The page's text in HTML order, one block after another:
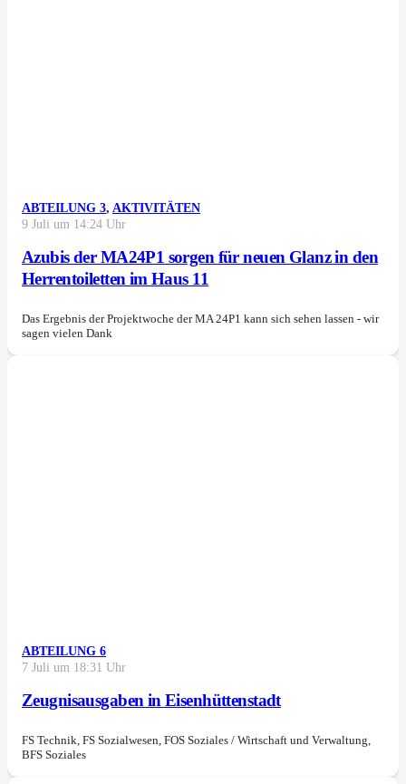
ABTEILUNG 3, AKTIVITÄTEN
9 Juli um 14:24 Uhr
Azubis der MA24P1 sorgen für neuen Glanz in den
Herrentoiletten im Haus 11
Das Ergebnis der Projektwoche der MA 24P1 kann sich sehen lassen - wir
sagen vielen Dank
ABTEILUNG 6
7 Juli um 18:31 Uhr
Zeugnisausgaben in Eisenhüttenstadt
FS Technik, FS Sozialwesen, FOS Soziales / Wirtschaft und Verwaltung,
BFS Soziales